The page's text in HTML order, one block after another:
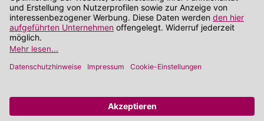
*
Angabe zu Rabatt und Preisnachlass bezieht sich auf die Preisempfehlung des
**
Wir nutzen Trusted Shops als unabhängigen Dienstleister für die Einholung von
Bewertungen. Trusted Shops hat Maßnahmen getroffen, um sicherzustellen, dass es